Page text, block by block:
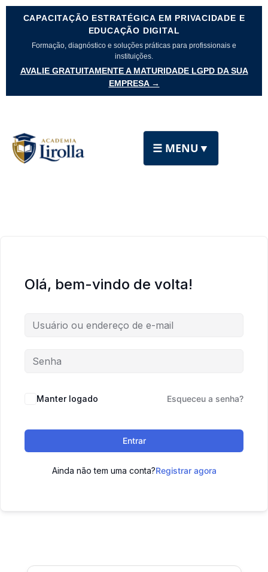
CAPACITAÇÃO ESTRATÉGICA EM PRIVACIDADE E
EDUCAÇÃO DIGITAL
Formação, diagnóstico e soluções práticas para profissionais e
instituições.
AVALIE GRATUITAMENTE A MATURIDADE LGPD DA SUA
EMPRESA →
☰ MENU ▼
Olá, bem-vindo de volta!
Manter logado Esqueceu a senha?
Entrar
Ainda não tem uma conta?Registrar agora